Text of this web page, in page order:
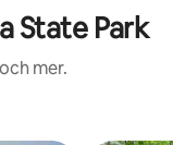
State Park
mer.